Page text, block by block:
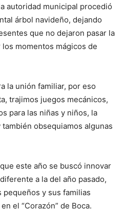
autoridad municipal procedió
árbol navideño, dejando
que no dejaron pasar la
momentos mágicos de
la unión familiar, por eso
trajimos juegos mecánicos,
para las niñas y niños, la
obsequiamos algunas
este año se buscó innovar
a la del año pasado,
y sus familias
el “Corazón” de Boca.